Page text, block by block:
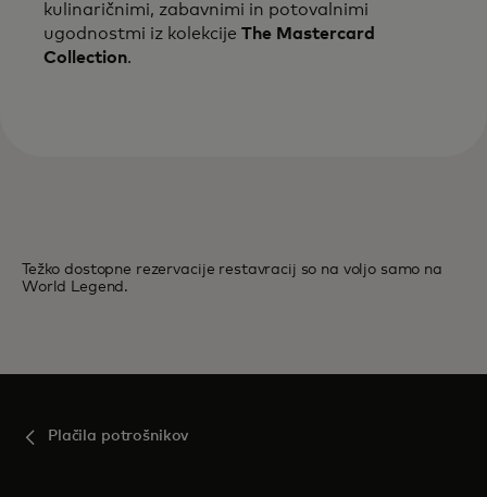
kulinaričnimi, zabavnimi in potovalnimi
ugodnostmi iz kolekcije The Mastercard
Collection.
Težko dostopne rezervacije restavracij so na voljo samo na
World Legend.
Plačila potrošnikov